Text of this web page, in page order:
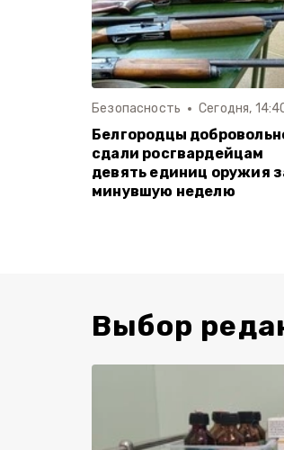
Безопасность Сегодня,
Белгородцы
сдали росгвардейцам
девять единиц оружия
минувшую неделю
Выбор